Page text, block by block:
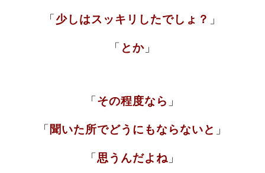
「 少しはスッキリしたでしょ？ 」
「 とか 」
「 その程度なら 」
「 聞いた所でどうにもならないと 」
「 思うんだよね 」